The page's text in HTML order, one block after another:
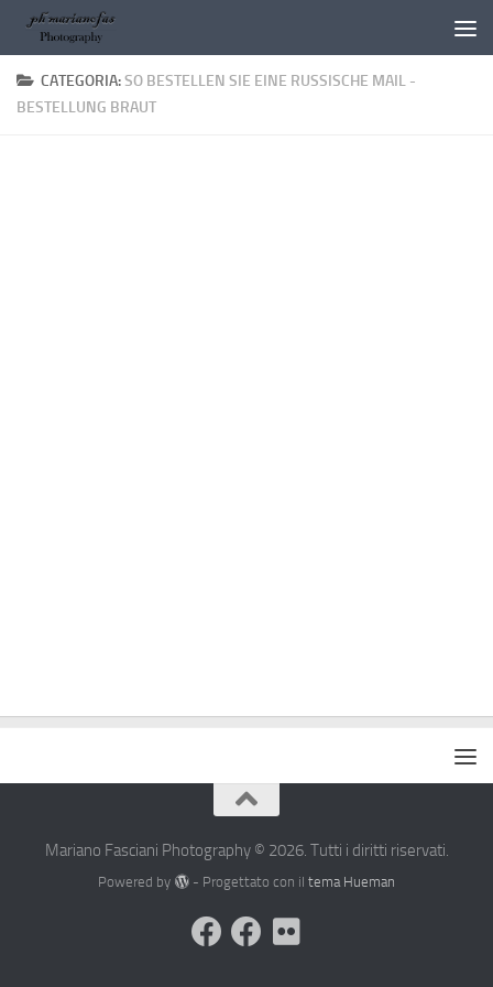
Salta al contenuto
CATEGORIA:SO BESTELLEN SIE EINE RUSSISCHE MAIL -
BESTELLUNG BRAUT
Mariano Fasciani Photography © 2026. Tutti i diritti riservati.
Powered by - Progettato con il tema Hueman